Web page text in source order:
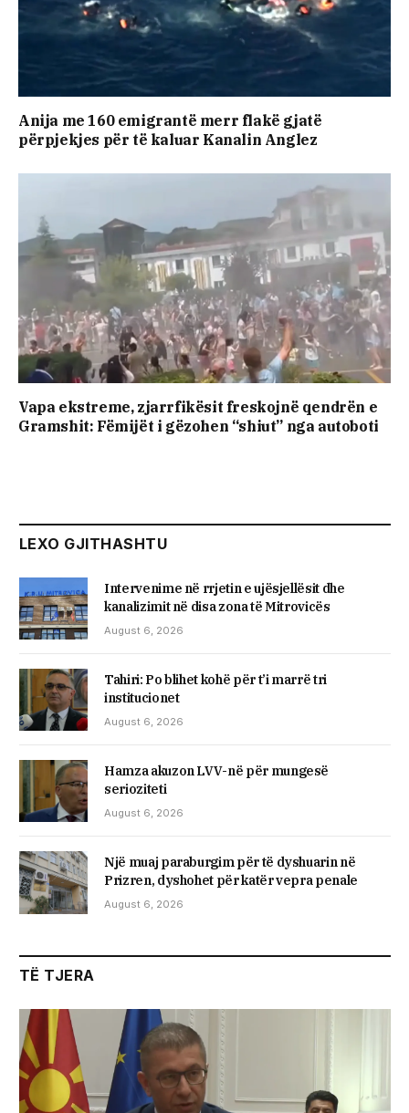
Anija me 160 emigrantë merr flakë gjatë
përpjekjes për të kaluar Kanalin Anglez
Vapa ekstreme, zjarrfikësit freskojnë qendrën e
Gramshit: Fëmijët i gëzohen “shiut” nga autoboti
LEXO GJITHASHTU
Intervenime në rrjetin e ujësjellësit dhe
kanalizimit në disa zona të Mitrovicës
August 6, 2026
Tahiri: Po blihet kohë për t’i marrë tri
institucionet
August 6, 2026
Hamza akuzon LVV-në për mungesë
serioziteti
August 6, 2026
Një muaj paraburgim për të dyshuarin në
Prizren, dyshohet për katër vepra penale
August 6, 2026
TË TJERA